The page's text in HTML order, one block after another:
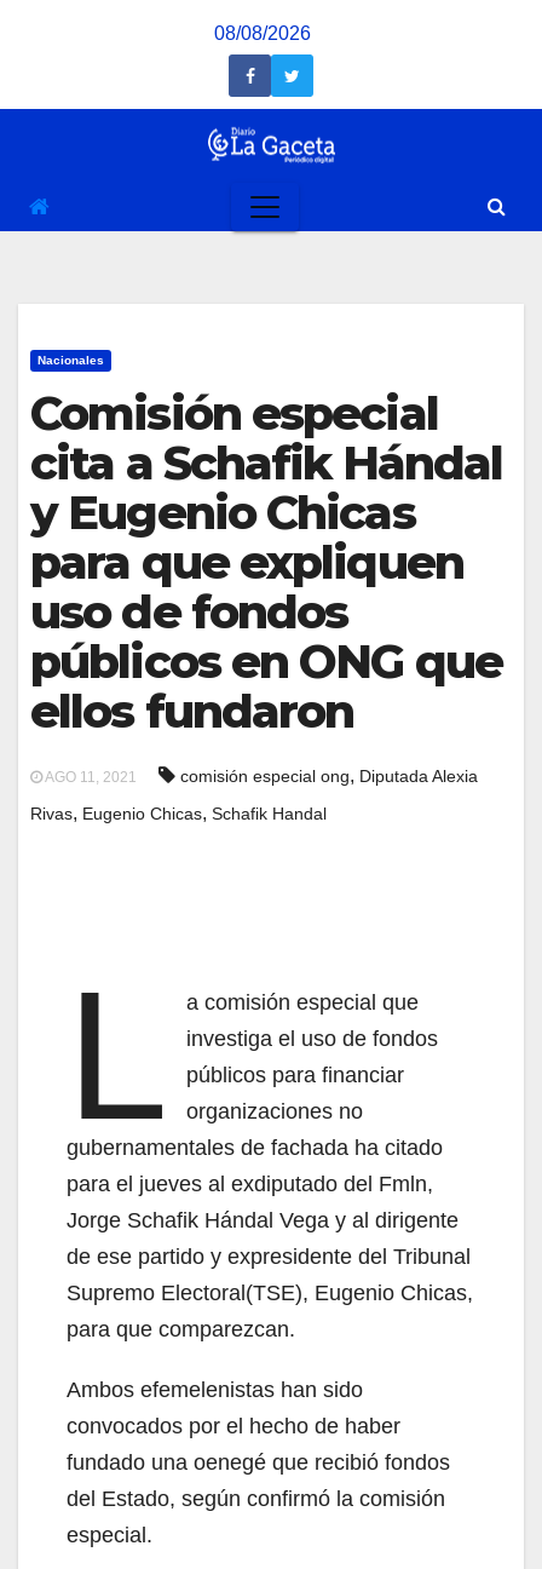
08/08/2026
Nacionales
Comisión especial
cita a Schafik Hándal
y Eugenio Chicas
para que expliquen
uso de fondos
públicos en ONG que
ellos fundaron
AGO 11, 2021 comisión especial ong, Diputada Alexia
Rivas, Eugenio Chicas, Schafik Handal
L
a comisión especial que
investiga el uso de fondos
públicos para financiar
organizaciones no
gubernamentales de fachada ha citado
para el jueves al exdiputado del Fmln,
Jorge Schafik Hándal Vega y al dirigente
de ese partido y expresidente del Tribunal
Supremo Electoral(TSE), Eugenio Chicas,
para que comparezcan.
Ambos efemelenistas han sido
convocados por el hecho de haber
fundado una oenegé que recibió fondos
del Estado, según confirmó la comisión
especial.